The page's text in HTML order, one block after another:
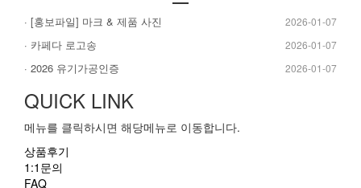
· [홍보파일] 마크 & 제품 사진 2026-01-07
· 카페다 로고송 2026-01-07
· 2026 유기가공인증 2026-01-07
QUICK LINK
메뉴를 클릭하시면 해당메뉴로 이동합니다.
상품후기
1:1문의
FAQ